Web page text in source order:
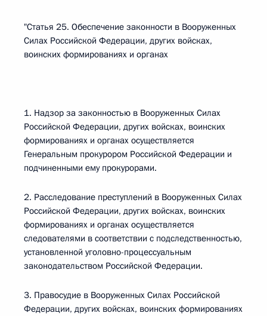
"Статья 25. Обеспечение законности в Вооруженных
Силах Российской Федерации, других войсках,
воинских формированиях и органах
1. Надзор за законностью в Вооруженных Силах
Российской Федерации, других войсках, воинских
формированиях и органах осуществляется
Генеральным прокурором Российской Федерации и
подчиненными ему прокурорами.
2. Расследование преступлений в Вооруженных Силах
Российской Федерации, других войсках, воинских
формированиях и органах осуществляется
следователями в соответствии с подследственностью,
установленной уголовно-процессуальным
законодательством Российской Федерации.
3. Правосудие в Вооруженных Силах Российской
Федерации, других войсках, воинских формированиях